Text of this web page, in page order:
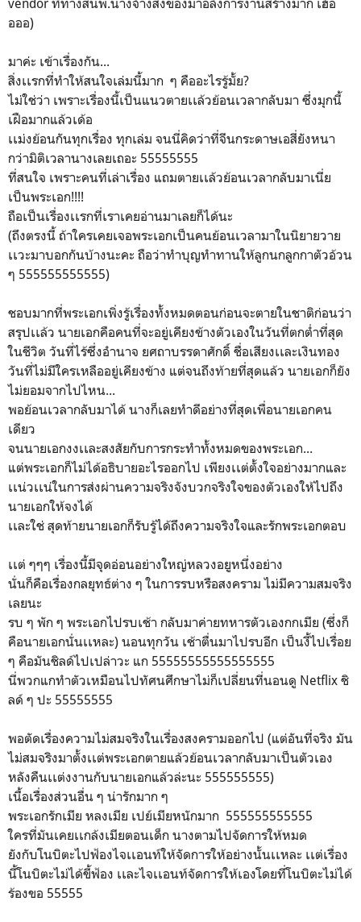
อออ)
มาค่ะ เข้าเรื่องกัน...
สิ่งเเรกที่ทำให้สนใจเล่มนี้มาก ๆ คืออะไรรู้มั้ย?
ไม่ใช่ว่า เพราะเรื่องนี้เป็นแนวตายเเล้วย้อนเวลากลับมา ซึ่งมุกนี้
เฝือมากแล้วเด้อ
เเม่งย้อนกันทุกเรื่อง ทุกเล่ม จนนี่คิดว่าที่จีนกระดาษเอสี่ยังหนา
กว่ามิติเวลานางเลยเถอะ 55555555
ที่สนใจ เพราะคนที่เล่าเรื่อง แถมตายเเล้วย้อนเวลากลับมาเนี่ย
เป็นพระเอก!!!!
ถือเป็นเรื่องเเรกที่เราเคยอ่านมาเลยก็ได้นะ
(ถึงตรงนี้ ถ้าใครเคยเจอพระเอกเป็นคนย้อนเวลามาในนิยายวาย
เเวะมาบอกกันบ้างนะคะ ถือว่าทำบุญทำทานให้ลูกนกลูกกาตัวอ้วน
ๆ 555555555555)
ชอบมากที่พระเอกเพิ่งรู้เรื่องทั้งหมดตอนก่อนจะตายในชาติก่อนว่า
สรุปเเล้ว นายเอกคือคนที่จะอยู่เคียงข้างตัวเองในวันที่ตกต่ำที่สุด
ในชีวิต วันที่ไร้ซึ่งอำนาจ ยศถาบรรดาศักดิ์ ชื่อเสียงเเละเงินทอง
วันที่ไม่มีใครเหลืออยู่เคียงข้าง แต่จนถึงท้ายที่สุดแล้ว นายเอกก็ยัง
ไม่ยอมจากไปไหน...
พอย้อนเวลากลับมาได้ นางก็เลยทำดีอย่างที่สุดเพื่อนายเอกคน
เดียว
จนนายเอกงงเเละสงสัยกับการกระทำทั้งหมดของพระเอก...
แต่พระเอกก็ไม่ได้อธิบายอะไรออกไป เพียงเเต่ตั้งใจอย่างมากและ
เเน่วเเน่ในการส่งผ่านความจริงจังบวกจริงใจของตัวเองให้ไปถึง
นายเอกให้จงได้
เเละใช่ สุดท้ายนายเอกก็รับรู้ได้ถึงความจริงใจและรักพระเอกตอบ
เเต่ ๆๆๆ เรื่องนี้มีจุดอ่อนอย่างใหญ่หลวงอยูหนึ่งอย่าง
นั่นก็คือเรื่องกลยุทธ์ต่าง ๆ ในการรบหรือสงคราม ไม่มีความสมจริง
เลยนะ
รบ ๆ พัก ๆ พระเอกไปรบเช้า กลับมาค่ายทหารตัวเองกกเมีย (ซึ่งก็
คือนายเอกนั่นเเหละ) นอนทุกวัน เช้าตื่นมาไปรบอีก เป็นงี้ไปเรื่อย
ๆ คือมันชิลด์ไปเปล่าวะ แก 55555555555555555
นี่พวกแกทำตัวเหมือนไปทัศนศึกษาไม่ก็เปลี่ยนที่นอนดู Netflix ชิ
ลด์ ๆ ปะ 55555555
พอตัดเรื่องความไม่สมจริงในเรื่องสงครามออกไป (แต่อันที่จริง มัน
ไม่สมจริงมาตั้งเเต่พระเอกตายแล้วย้อนเวลากลับมาเป็นตัวเอง
หลังคืนเเต่งงานกับนายเอกแล้วล่ะนะ 555555555)
เนื้อเรื่องส่วนอื่น ๆ น่ารักมาก ๆ
พระเอกรักเมีย หลงเมีย เปย์เมียหนักมาก 555555555555
ใครที่มันเคยเเกล้งเมียตอนเด็ก นางตามไปจัดการให้หมด
ยังกับโนบิตะไปฟ้องไจเเอนท์ให้จัดการให้อย่างนั้นเเหละ เเต่เรื่อง
นี้โนบิตะไม่ได้ขี้ฟ้อง เเละไจเเอนท์จัดการให้เองโดยที่โนบิตะไม่ได้
ร้องขอ 55555